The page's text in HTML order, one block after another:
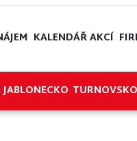
KALENDÁŘ AKCÍ
JABLONECKO TURNOVSKO